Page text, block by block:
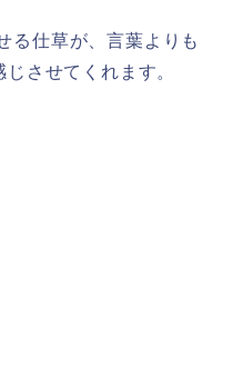
る仕草が、言葉よりも
させてくれます。